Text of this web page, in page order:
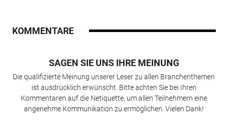
KOMMENTARE
SAGEN SIE UNS IHRE MEINUNG
Die qualifizierte Meinung unserer Leser zu allen Branchenthemen
ist ausdrücklich erwünscht. Bitte achten Sie bei Ihren
Kommentaren auf die Netiquette, um allen Teilnehmern eine
angenehme Kommunikation zu ermöglichen. Vielen Dank!